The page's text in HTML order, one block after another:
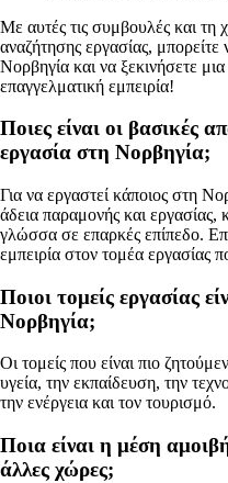
Με αυτές τις συμβουλές και
αναζήτησης εργασίας, μπορείτε
Νορβηγία και να ξεκινήσετε
επαγγελματική εμπειρία!
Ποιες είναι οι βασικές
εργασία στη Νορβηγία;
Για να εργαστεί κάποιος στη
άδεια παραμονής και εργασίας,
γλώσσα σε επαρκές επίπεδο.
εμπειρία στον τομέα εργασίας
Ποιοι τομείς εργασίας
Νορβηγία;
Οι τομείς που είναι πιο
υγεία, την εκπαίδευση, την
την ενέργεια και τον τουρισμό.
Ποια είναι η μέση
άλλες χώρες;